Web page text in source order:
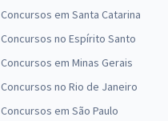
Concursos em Santa Catarina
Concursos no Espírito Santo
Concursos em Minas Gerais
Concursos no Rio de Janeiro
Concursos em São Paulo